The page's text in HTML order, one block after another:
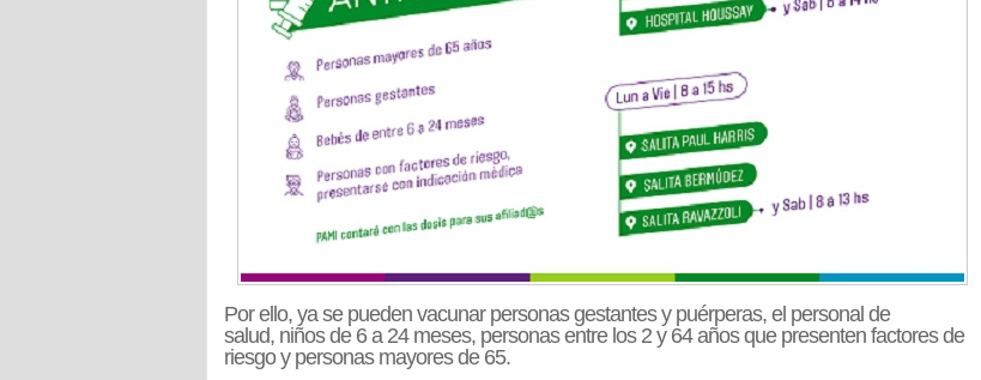
Por ello, ya se pueden vacunar personas gestantes y puérperas, el personal de
salud, niños de 6 a 24 meses, personas entre los 2 y 64 años que presenten factores de
riesgo y personas mayores de 65.